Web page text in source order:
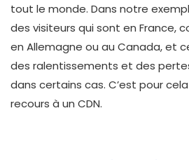
tout le monde. Dans notre
des visiteurs qui sont en France,
en Allemagne ou au Canada, et
des ralentissements et des
dans certains cas. C’est pour
recours à un CDN.